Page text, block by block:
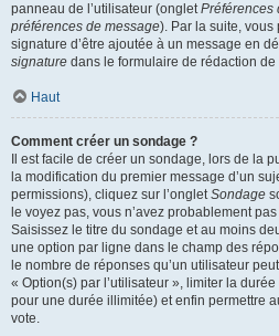
panneau de l’utilisateur (ongletPréférences
préférences de message). Par la suite,
signature d’être ajoutée à un message en
signature dans le formulaire de rédaction de
Haut
Comment créer un sondage ?
Il est facile de créer un sondage, lors de la
la modification du premier message d’un
permissions), cliquez sur l’ongletSondage
le voyez pas, vous n’avez probablement
Saisissez le titre du sondage et au moins
une option par ligne dans le champ des
le nombre de réponses qu’un utilisateur
« Option(s) par l’utilisateur », limiter la
pour une durée illimitée) et enfin permettre
vote.